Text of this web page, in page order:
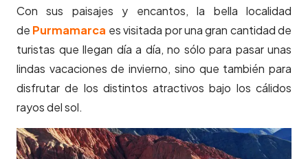
Con sus paisajes y encantos, la bella localidad
de Purmamarca es visitada por una gran cantidad de
turistas que llegan día a día, no sólo para pasar unas
lindas vacaciones de invierno, sino que también para
disfrutar de los distintos atractivos bajo los cálidos
rayos del sol.